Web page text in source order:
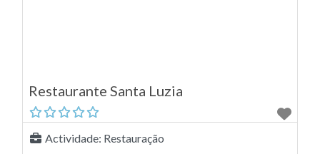
Restaurante Santa Luzia
Actividade: Restauração